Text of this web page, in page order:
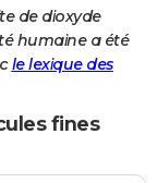
de dioxyde
humaine a été
le lexique des
fines